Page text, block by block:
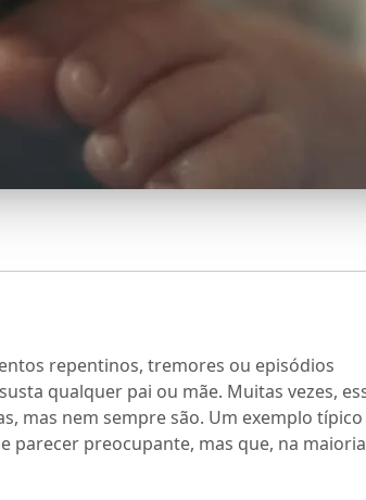
repentinos, tremores ou episódios
qualquer pai ou mãe. Muitas vezes,
mas nem sempre são. Um exemplo típico
preocupante, mas que, na